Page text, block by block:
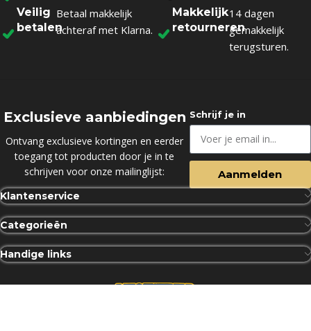
Veilig
betalen
Betaal makkelijk
achteraf met Klarna.
Makkelijk
retourneren
14 dagen
gemakkelijk
terugsturen.
Exclusieve aanbiedingen
Ontvang exclusieve kortingen en eerder
toegang tot producten door je in te
schrijven voor onze mailinglijst:
Schrijf je in
Aanmelden
Klantenservice
Categorieën
Handige links